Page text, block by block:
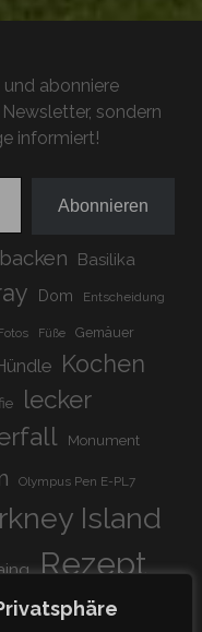
abonniere
sondern
informiert!
Abonnieren
backen Basilika
Dom Entscheidung
Füße Gemäuer
Kochen
lecker
Monument
Olympus Pen E-PL7
Island
Rezept
Scotland